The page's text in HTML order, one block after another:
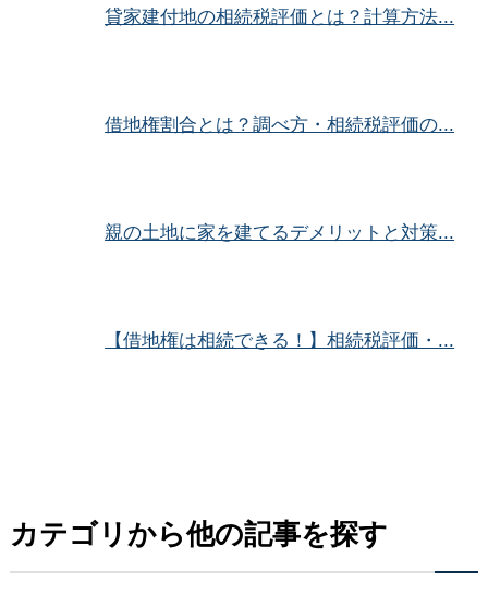
貸家建付地の相続税評価とは？計算方法...
借地権割合とは？調べ方・相続税評価の...
親の土地に家を建てるデメリットと対策...
【借地権は相続できる！】相続税評価・...
カテゴリから他の記事を探す